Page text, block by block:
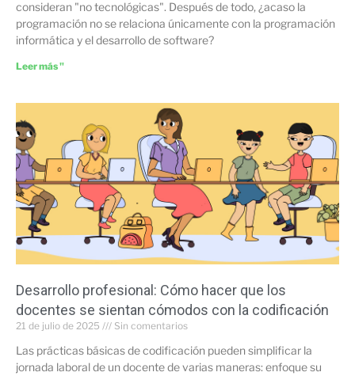
consideran "no tecnológicas". Después de todo, ¿acaso la
programación no se relaciona únicamente con la programación
informática y el desarrollo de software?
Leer más "
Desarrollo profesional: Cómo hacer que los
docentes se sientan cómodos con la codificación
21 de julio de 2025 Sin comentarios
Las prácticas básicas de codificación pueden simplificar la
jornada laboral de un docente de varias maneras: enfoque su